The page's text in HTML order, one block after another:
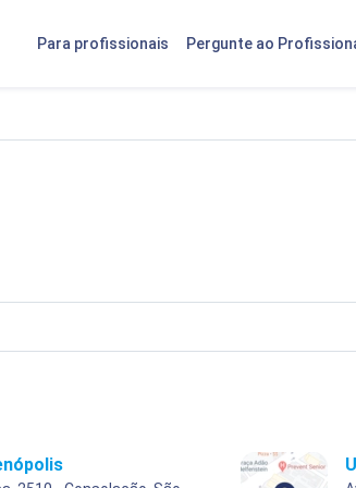
Para profissionais Pergunte ao